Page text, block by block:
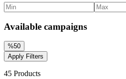
Available campaigns
%50
Apply Filters
45 Products